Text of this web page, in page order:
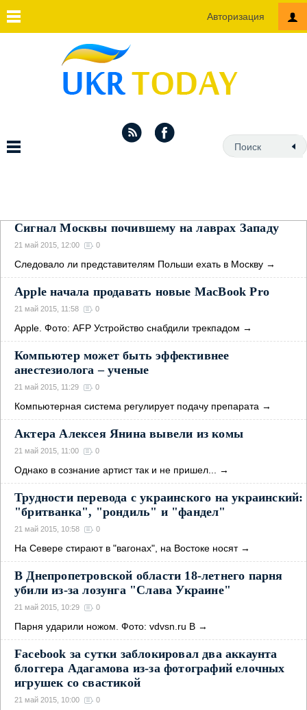
Авторизация
Сигнал Москвы почившему на лаврах Западу
21 май 2015, 12:00 0
Следовало ли представителям Польши ехать в Москву →
Apple начала продавать новые MacBook Pro
21 май 2015, 11:58 0
Apple. Фото: AFP Устройство снабдили трекпадом →
Компьютер может быть эффективнее
анестезиолога – ученые
21 май 2015, 11:29 0
Компьютерная система регулирует подачу препарата →
Актера Алексея Янина вывели из комы
21 май 2015, 11:00 0
Однако в сознание артист так и не пришел... →
Трудности перевода с украинского на украинский:
"бритванка", "рондиль" и "фандел"
21 май 2015, 10:58 0
На Севере стирают в "вагонах", на Востоке носят→
В Днепропетровской области 18-летнего парня
убили из-за лозунга "Слава Украине"
21 май 2015, 10:29 0
Парня ударили ножом. Фото: vdvsn.ru В →
Facebook за сутки заблокировал два аккаунта
блоггера Адагамова из-за фотографий елочных
игрушек со свастикой
21 май 2015, 10:00 0